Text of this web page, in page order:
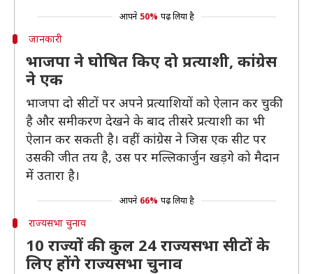
आपने 50% पढ़ लिया है
जानकारी
भाजपा ने घोषित किए दो प्रत्याशी, कांग्रेस
ने एक
भाजपा दो सीटों पर अपने प्रत्याशियों को ऐलान कर चुकी
है और समीकरण देखने के बाद तीसरे प्रत्याशी का भी
ऐलान कर सकती है। वहीं कांग्रेस ने जिस एक सीट पर
उसकी जीत तय है, उस पर मल्लिकार्जुन खड़गे को मैदान
में उतारा है।
आपने 66% पढ़ लिया है
राज्यसभा चुनाव
10 राज्यों की कुल 24 राज्यसभा सीटों के
लिए होंगे राज्यसभा चुनाव